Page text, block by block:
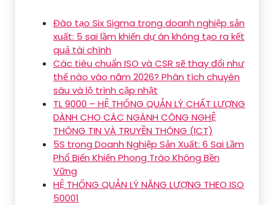
Đào tạo Six Sigma trong doanh nghiệp sản
xuất: 5 sai lầm khiến dự án không tạo ra kết
quả tài chính
Các tiêu chuẩn ISO và CSR sẽ thay đổi như
thế nào vào năm 2026? Phân tích chuyên
sâu và lộ trình cập nhật
TL 9000 – HỆ THỐNG QUẢN LÝ CHẤT LƯỢNG
DÀNH CHO CÁC NGÀNH CÔNG NGHỆ
THÔNG TIN VÀ TRUYỀN THÔNG (ICT)
5S trong Doanh Nghiệp Sản Xuất: 6 Sai Lầm
Phổ Biến Khiến Phong Trào Không Bền
Vững
HỆ THỐNG QUẢN LÝ NĂNG LƯỢNG THEO ISO
50001